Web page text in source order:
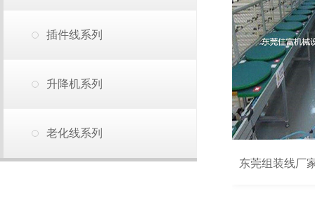
插件线系列
升降机系列
老化线系列
东莞组装线厂